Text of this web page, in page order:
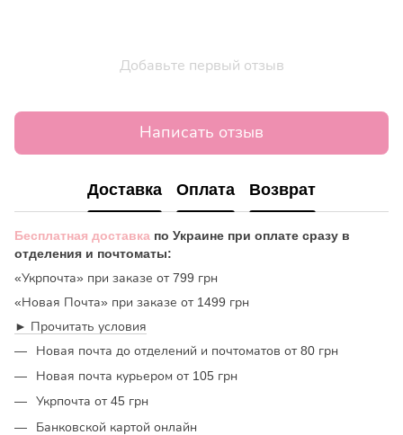
Добавьте первый отзыв
Написать отзыв
Доставка Оплата Возврат
Бесплатная доставка по Украине при оплате сразу в
отделения и почтоматы:
«Укрпочта» при заказе от 799 грн
«Новая Почта» при заказе от 1499 грн
► Прочитать условия
Новая почта до отделений и почтоматов от 80 грн
Новая почта курьером от 105 грн
Укрпочта от 45 грн
Банковской картой онлайн